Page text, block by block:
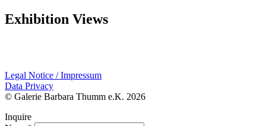
Exhibition Views
Legal Notice / Impressum
Data Privacy
© Galerie Barbara Thumm e.K. 2026
Inquire